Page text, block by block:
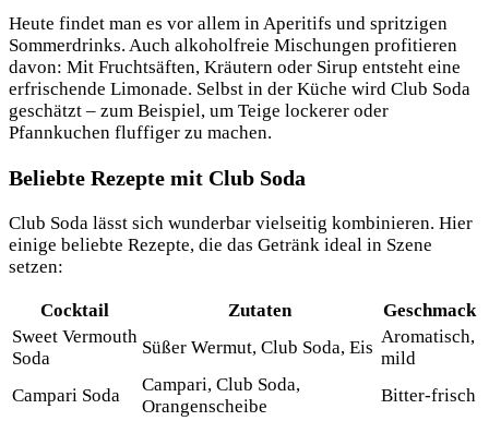
Heute findet man es vor allem in Aperitifs und spritzigen
Sommerdrinks. Auch alkoholfreie Mischungen profitieren
davon: Mit Fruchtsäften, Kräutern oder Sirup entsteht eine
erfrischende Limonade. Selbst in der Küche wird Club Soda
geschätzt – zum Beispiel, um Teige lockerer oder
Pfannkuchen fluffiger zu machen.
Beliebte Rezepte mit Club Soda
Club Soda lässt sich wunderbar vielseitig kombinieren. Hier
einige beliebte Rezepte, die das Getränk ideal in Szene
setzen:
Cocktail Zutaten
Geschmack
Sweet Vermouth
Soda
Süßer Wermut, Club Soda, Eis
Aromatisch,
mild
Campari Soda
Campari, Club Soda,
Orangenscheibe
Bitter-frisch